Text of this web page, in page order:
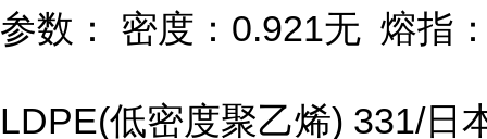
参数：
密度： 0.921无 熔指
LDPE(低密度聚乙烯) 331/日